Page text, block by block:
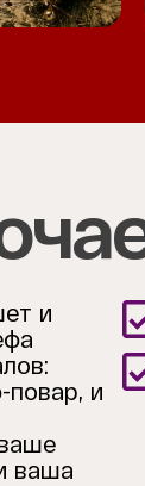
и
и
ваша